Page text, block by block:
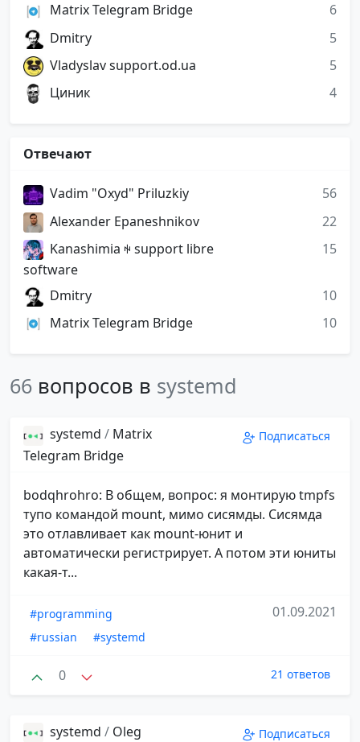
Matrix Telegram Bridge
6
Dmitry
5
Vladyslav support.od.ua
5
Циник
4
Отвечают
Vadim "Oxyd" Priluzkiy
56
Alexander Epaneshnikov
22
Kanashimia ꑭ support libre
software
15
Dmitry
10
Matrix Telegram Bridge
10
66 вопросов в systemd
systemd / Matrix
Telegram Bridge
Подписаться
bodqhrohro: В общем, вопрос: я монтирую tmpfs
тупо командой mount, мимо сисямды. Сисямда
это отлавливает как mount-юнит и
автоматически регистрирует. А потом эти юниты
какая-т...
#programming
#russian
#systemd
01.09.2021
0 21 ответов
systemd / Oleg
Подписаться